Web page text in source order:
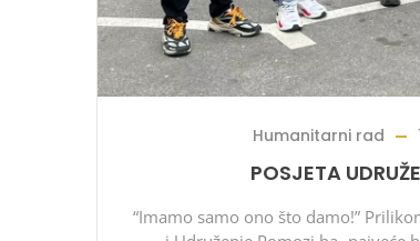
Humanitarni rad
POSJETA
“Imamo samo ono što damo!”